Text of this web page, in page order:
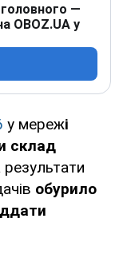
—
OBOZ.UA у
у мережі
склад
результати
обурило